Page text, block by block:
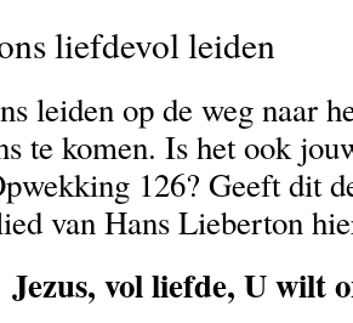
liefdevol leiden
leiden op de weg naar
te komen. Is het ook
126? Geeft dit
van Hans Lieberton
Jezus, vol liefde, U wilt